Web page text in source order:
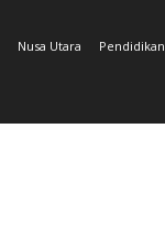
Nusa Utara Pendidikan